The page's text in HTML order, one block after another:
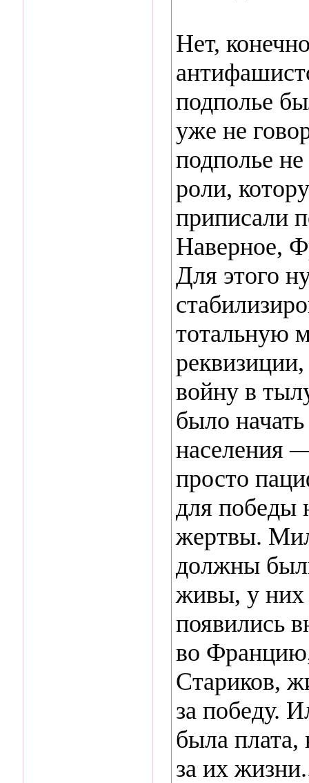
Нет,
подполье
уже не
подполье
роли,
приписали
Наверное,
Для этого
тотальную
войну в
было
населения
просто
для победы
жертвы.
должны
живы, у них
появились
во
Стариков,
за победу.
была плата,
за их